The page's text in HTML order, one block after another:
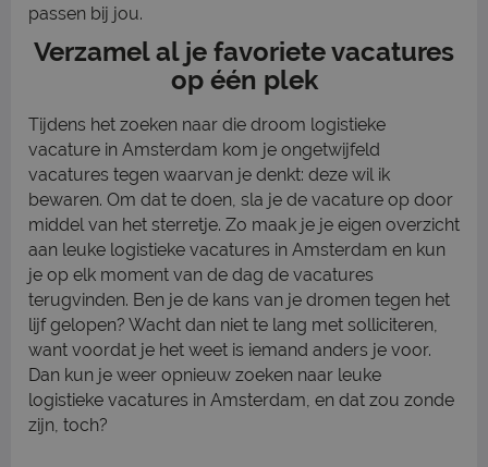
passen bij jou.
Verzamel al je favoriete vacatures
op één plek
Tijdens het zoeken naar die droom logistieke
vacature in Amsterdam kom je ongetwijfeld
vacatures tegen waarvan je denkt: deze wil ik
bewaren. Om dat te doen, sla je de vacature op door
middel van het sterretje. Zo maak je je eigen overzicht
aan leuke logistieke vacatures in Amsterdam en kun
je op elk moment van de dag de vacatures
terugvinden. Ben je de kans van je dromen tegen het
lijf gelopen? Wacht dan niet te lang met solliciteren,
want voordat je het weet is iemand anders je voor.
Dan kun je weer opnieuw zoeken naar leuke
logistieke vacatures in Amsterdam, en dat zou zonde
zijn, toch?